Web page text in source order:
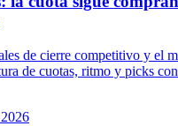
de cierre competitivo y el
de cuotas, ritmo y picks